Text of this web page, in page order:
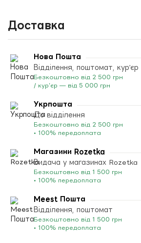
Доставка
Нова Пошта
Відділення, поштомат, кур’єр
Безкоштовно від 2 500 грн
/ кур’єр — від 5 000 грн
Укрпошта
До відділення
Безкоштовно від 2 500 грн
• 100% передоплата
Магазини Rozetka
Видача у магазинах Rozetka
Безкоштовно від 1 500 грн
• 100% передоплата
Meest Пошта
Відділення, поштомат
Безкоштовно від 1 500 грн
• 100% передоплата